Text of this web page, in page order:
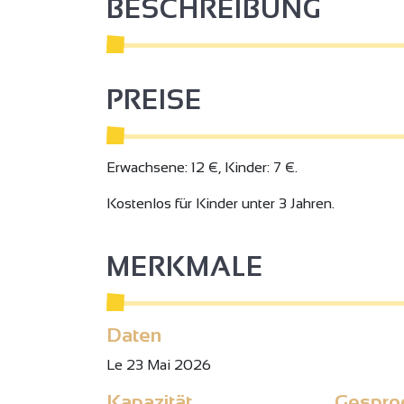
BESCHREIBUNG
PREISE
Erwachsene: 12 €, Kinder: 7 €.
Kostenlos für Kinder unter 3 Jahren.
MERKMALE
Daten
Le 23 Mai 2026